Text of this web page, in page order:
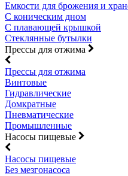
Емкости для брожения и
С коническим дном
С плавающей крышкой
Стеклянные бутылки
Прессы для отжима
Прессы для отжима
Винтовые
Гидравлические
Домкратные
Пневматические
Промышленные
Насосы пищевые
Насосы пищевые
Без мезгонасоса